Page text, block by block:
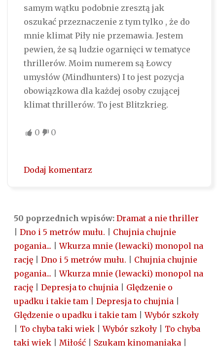
samym wątku podobnie zresztą jak
oszukać przeznaczenie z tym tylko , że do
mnie klimat Piły nie przemawia. Jestem
pewien, że są ludzie ogarnięci w tematyce
thrillerów. Moim numerem są Łowcy
umysłów (Mindhunters) I to jest pozycja
obowiązkowa dla każdej osoby czującej
klimat thrillerów. To jest Blitzkrieg.
0 0
Dodaj komentarz
50 poprzednich wpisów: Dramat a nie thriller
Dno i 5 metrów mułu.
Chujnia chujnie
pogania... |Wkurza mnie (lewacki) monopol na
rację
Dno i 5 metrów mułu.
Chujnia chujnie
pogania... |Wkurza mnie (lewacki) monopol na
rację
Depresja to chujnia
Ględzenie o
upadku i takie tam
Depresja to chujnia
Ględzenie o upadku i takie tam |Wybór szkoły
To chyba taki wiek |Wybór szkoły
To chyba
taki wiek
Miłość Szukam kinomaniaka